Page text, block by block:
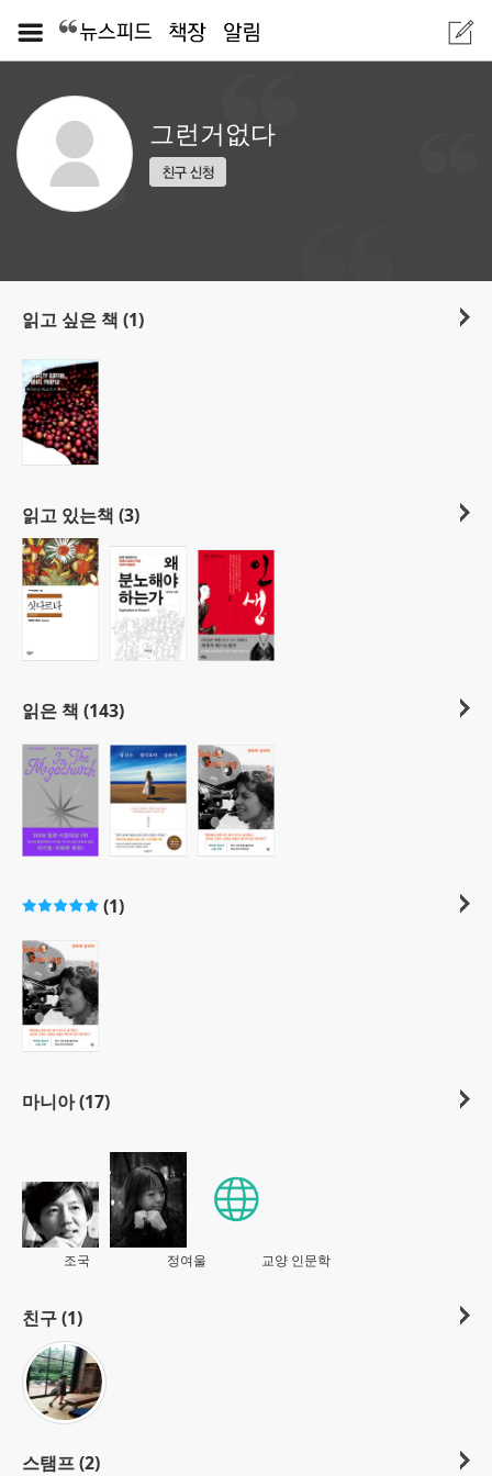
그런거없다
읽고 싶은 책 (1)
읽고 있는책 (3)
읽은 책 (143)
(1)
마니아 (17)
조국 정여울 교양 인문학
친구 (1)
스탬프 (2)